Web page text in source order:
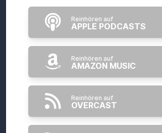
Reinhören auf
APPLE PODCASTS
Reinhören auf
AMAZON MUSIC
Reinhören auf
OVERCAST